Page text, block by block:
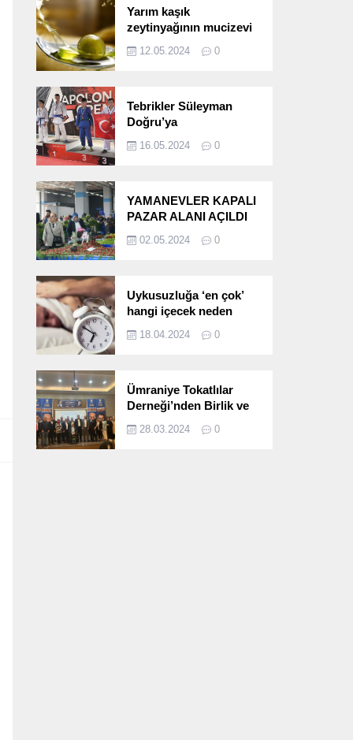
Yarım kaşık
zeytinyağının mucizevi
12.05.2024 0
Tebrikler Süleyman
Doğru’ya
16.05.2024 0
YAMANEVLER KAPALI
PAZAR ALANI AÇILDI
02.05.2024 0
Uykusuzluğa ‘en çok’
hangi içecek neden
18.04.2024 0
Ümraniye Tokatlılar
Derneği’nden Birlik ve
Programı
28.03.2024 0